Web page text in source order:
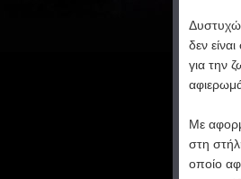
δεν
για την
Με
στη
οποίο